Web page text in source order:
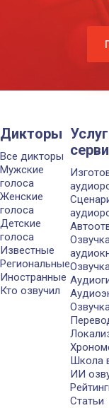
Дикторы
Все дикторы
Мужские
голоса
Женские
голоса
Детские
голоса
Известные
Региональные
Иностранные
Кто озвучил
Школа
ИИ
Статьи